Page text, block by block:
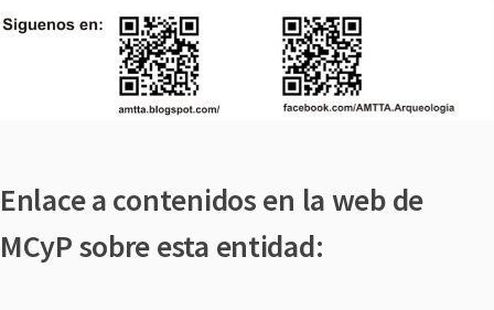
Enlace a contenidos en la web de
MCyP sobre esta entidad: